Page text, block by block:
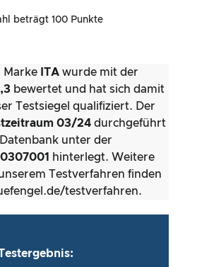
beträgt 100 Punkte
Marke ITA wurde mit der
bewertet und hat sich damit
Testsiegel qualifiziert. Der
03/24 durchgeführt
unter der
hinterlegt. Weitere
Testverfahren finden
testverfahren.